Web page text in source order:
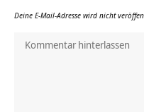
Deine E-Mail-Adresse wird nicht